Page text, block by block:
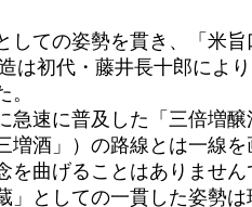
しての姿勢を貫き、「米旨
は初代・藤井長十郎によ
急速に普及した「三倍増
増酒」）の路線とは一線を
を曲げることはありません
」としての一貫した姿勢は